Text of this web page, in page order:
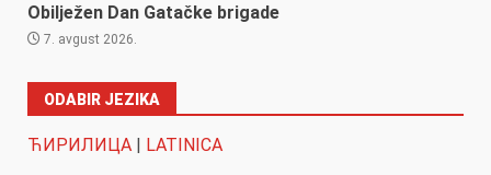
Obilježen Dan Gatačke brigade
7. avgust 2026.
ODABIR JEZIKA
ЋИРИЛИЦА | LATINICA